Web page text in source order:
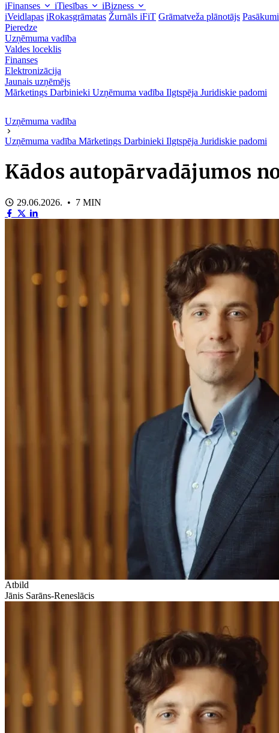
iFinanses iTiesības
iBizness
iVeidlapas iRokasgrāmatas Žurnāls iFiT Grāmatveža plānotājs Pasākumi
Pieredze
Uzņēmuma vadība
Valdes loceklis
Finanses
Elektronizācija
Jaunais uzņēmējs
Mārketings Darbinieki Uzņēmuma vadība Ilgtspēja Juridiskie padomi
Uzņēmuma vadība
Uzņēmuma vadība Mārketings Darbinieki Ilgtspēja Juridiskie padomi
Kādos autopārvadājumos
29.06.2026. • 7 MIN
Atbild
Jānis Sarāns-Reneslācis